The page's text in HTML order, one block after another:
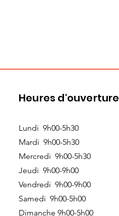
Heures d'ouverture
Lundi 9h00-5h30
Mardi 9h00-5h30
Mercredi 9h00-5h30
Jeudi 9h00-9h00
Vendredi 9h00-9h00
Samedi 9h00-5h00
Dimanche 9h00-5h00